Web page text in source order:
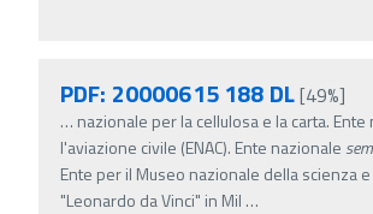
PDF: 20000615 188 DL[49%]
… nazionale per la cellulosa e la carta.
l'aviazione civile (ENAC). Ente nazionale
Ente per il Museo nazionale della scienza
"Leonardo da Vinci" in Mil …